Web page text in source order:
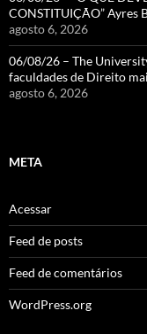
CONSTITUIÇÃO” Ayres
agosto 6, 2026
06/08/26 – The
faculdades de Direito
agosto 6, 2026
META
Acessar
Feed de posts
Feed de comentários
WordPress.org